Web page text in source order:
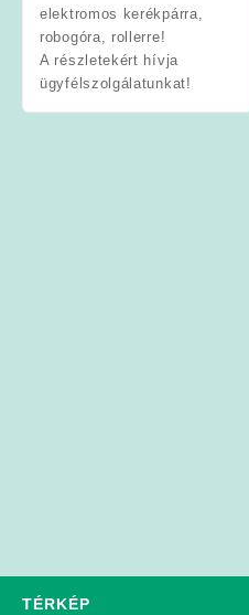
elektromos kerékpárra,
robogóra, rollerre!
A részletekért hívja
ügyfélszolgálatunkat!
TÉRKÉP